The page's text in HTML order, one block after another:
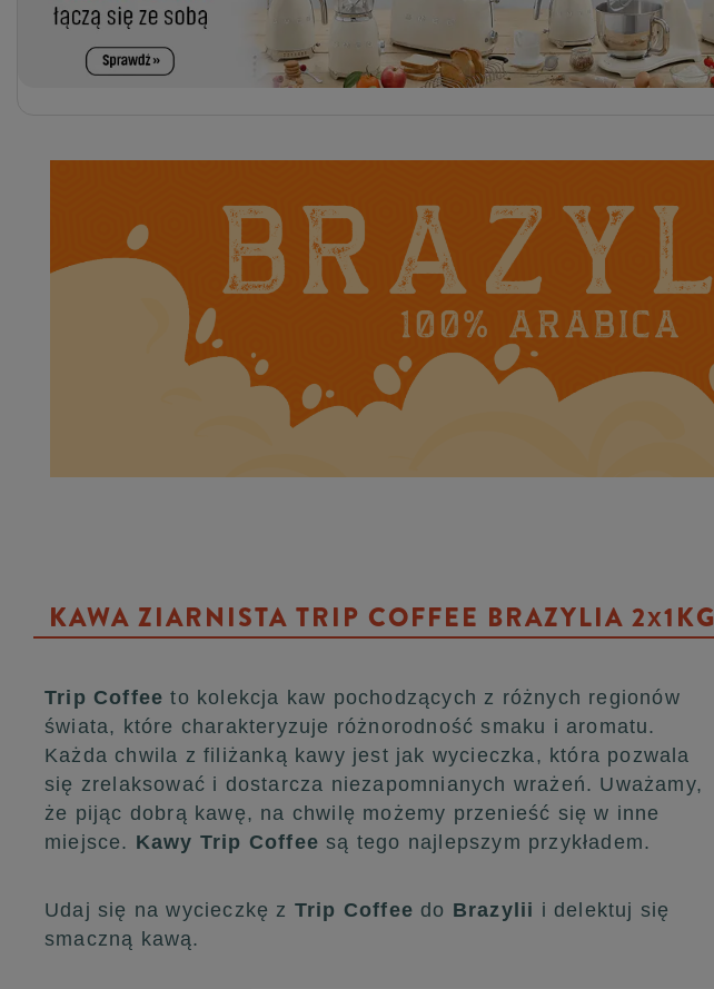
KAWA ZIARNISTA TRIP COFFEE BRAZYLIA 2x1KG
Trip Coffee to kolekcja kaw pochodzących z różnych regionów
świata, które charakteryzuje różnorodność smaku i aromatu.
Każda chwila z filiżanką kawy jest jak wycieczka, która pozwala
się zrelaksować i dostarcza niezapomnianych wrażeń. Uważamy,
że pijąc dobrą kawę, na chwilę możemy przenieść się w inne
miejsce. Kawy Trip Coffee są tego najlepszym przykładem.
Udaj się na wycieczkę z Trip Coffee do Brazylii i delektuj się
smaczną kawą.